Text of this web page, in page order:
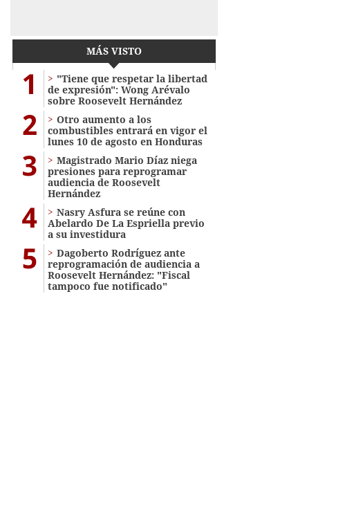
MÁS VISTO
1
"Tiene que respetar la libertad
de expresión": Wong Arévalo
sobre Roosevelt Hernández
2
Otro aumento a los
combustibles entrará en vigor el
lunes 10 de agosto en Honduras
3
Magistrado Mario Díaz niega
presiones para reprogramar
audiencia de Roosevelt
Hernández
4
Nasry Asfura se reúne con
Abelardo De La Espriella previo
a su investidura
5
Dagoberto Rodríguez ante
reprogramación de audiencia a
Roosevelt Hernández: "Fiscal
tampoco fue notificado"